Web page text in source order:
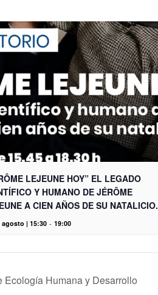
LEJEUNE HOY” EL LEGADO
Y HUMANO DE JÉRÔME
A CIEN AÑOS DE SU NATALICIO.
agosto | 15:30 - 19:00
Ecología Humana y Desarrollo